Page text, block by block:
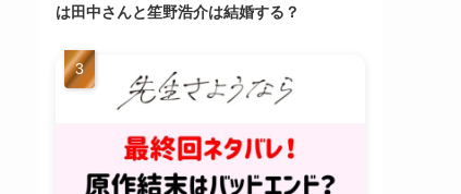
は田中さんと笙野浩介は結婚する？